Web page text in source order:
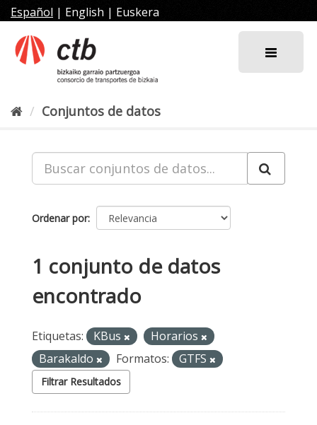
al
contenido
Español | English | Euskera
Conjuntos de datos
Ordenar por
1 conjunto de datos
encontrado
Etiquetas: KBus
Horarios
Barakaldo
Formatos: GTFS
Filtrar Resultados